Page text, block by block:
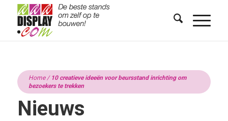
Home/ 10 creatieve ideeën voor beursstand inrichting om
bezoekers te trekken
Nieuws